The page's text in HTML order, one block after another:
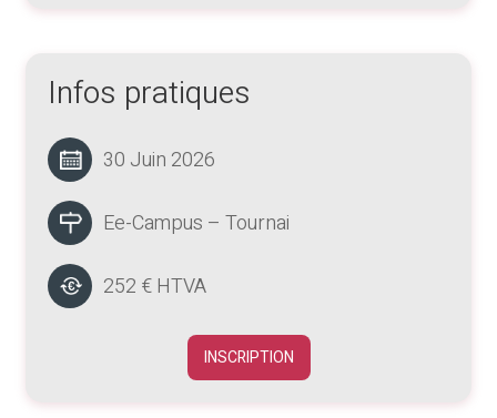
Infos pratiques
30 Juin 2026
Ee-Campus – Tournai
252 € HTVA
INSCRIPTION